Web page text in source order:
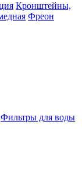
Кронштейны,
Фреон
Фильтры для воды